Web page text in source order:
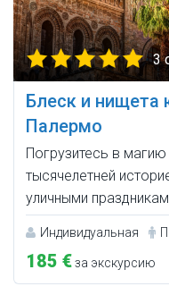
3
Блеск и
Палермо
Погрузитесь в
тысячелетней
уличными
Индивидуальная
185 €за экскурсию